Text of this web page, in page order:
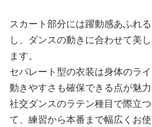
スカート部分には躍動感あふれ
し、ダンスの動きに合わせて美
ます。
セパレート型の衣装は身体のラ
動きやすさも確保できる点が魅力
社交ダンスのラテン種目で際立
て、練習から本番まで幅広くお使